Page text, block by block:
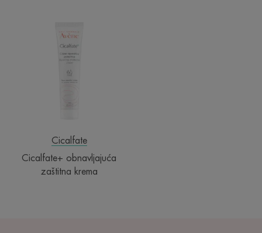
obnavljajuća
zaštitna
krema
Cicalfate
Cicalfate+ obnavljajuća
zaštitna krema